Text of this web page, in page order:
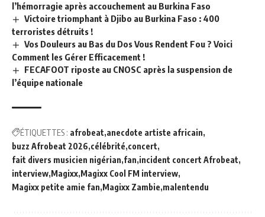
l’hémorragie après accouchement au Burkina Faso
Victoire triomphant à Djibo au Burkina Faso : 400
terroristes détruits !
Vos Douleurs au Bas du Dos Vous Rendent Fou ? Voici
Comment les Gérer Efficacement !
FECAFOOT riposte au CNOSC après la suspension de
l’équipe nationale
ÉTIQUETTES : afrobeat anecdote artiste africain
buzz Afrobeat 2026 célébrité concert
fait divers musicien nigérian fan incident concert Afrobeat
interview Magixx Magixx Cool FM interview
Magixx petite amie fan Magixx Zambie malentendu